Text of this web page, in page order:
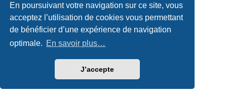
En poursuivant votre navigation sur ce site, vous
acceptez l’utilisation de cookies vous permettant
de bénéficier d’une expérience de navigation
optimale. En savoir plus…
J’accepte